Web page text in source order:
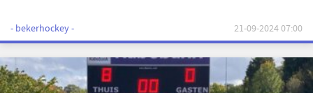
- bekerhockey - 21-09-2024 07:00